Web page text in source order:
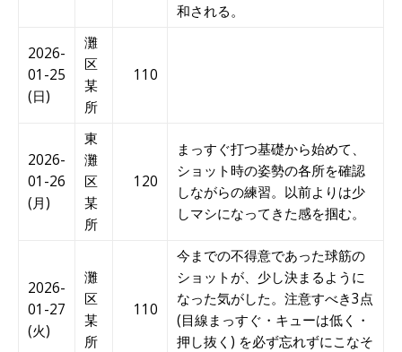
和される。
2026-
01-25
(日)
灘
区
某
所
110
2026-
01-26
(月)
東
灘
区
某
所
120
まっすぐ打つ基礎から始めて、
ショット時の姿勢の各所を確認
しながらの練習。以前よりは少
しマシになってきた感を掴む。
2026-
01-27
(火)
灘
区
某
所
110
今までの不得意であった球筋の
ショットが、少し決まるように
なった気がした。注意すべき3点
(目線まっすぐ・キューは低く・
押し抜く) を必ず忘れずにこなそ